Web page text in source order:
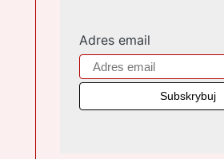
Adres email